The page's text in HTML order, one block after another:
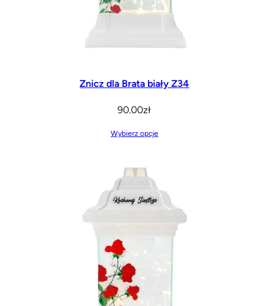
Znicz dla Brata biały Z34
90.00zł
Wybierz opcje